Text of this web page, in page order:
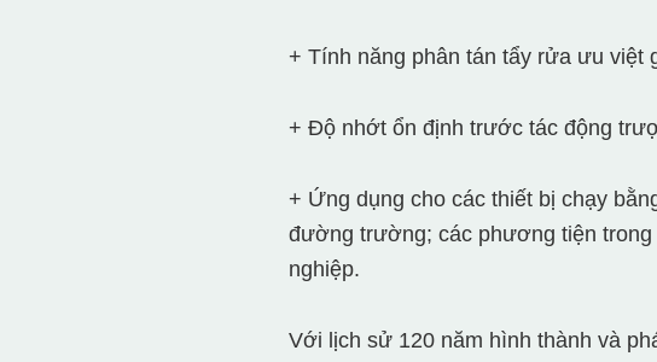
+ Tính năng phân tán tẩy rửa ưu việt
+ Độ nhớt ổn định trước tác động
+ Ứng dụng cho các thiết bị chạy
đường trường; các phương tiện
nghiệp.
Với lịch sử 120 năm hình thành và